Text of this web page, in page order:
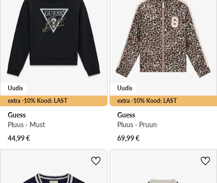
extra -10% Kood: LAST
Uudis
Guess
Pluus · Must
44,99€
extra -10% Kood: LAST
Uudis
Guess
Pluus · Pruun
69,99€